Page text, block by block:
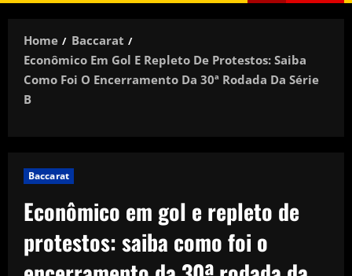
Home
Baccarat
Econômico Em Gol E Repleto De Protestos: Saiba
Como Foi O Encerramento Da 30ª Rodada Da Série
B
Baccarat
Econômico em gol e repleto de
protestos: saiba como foi o